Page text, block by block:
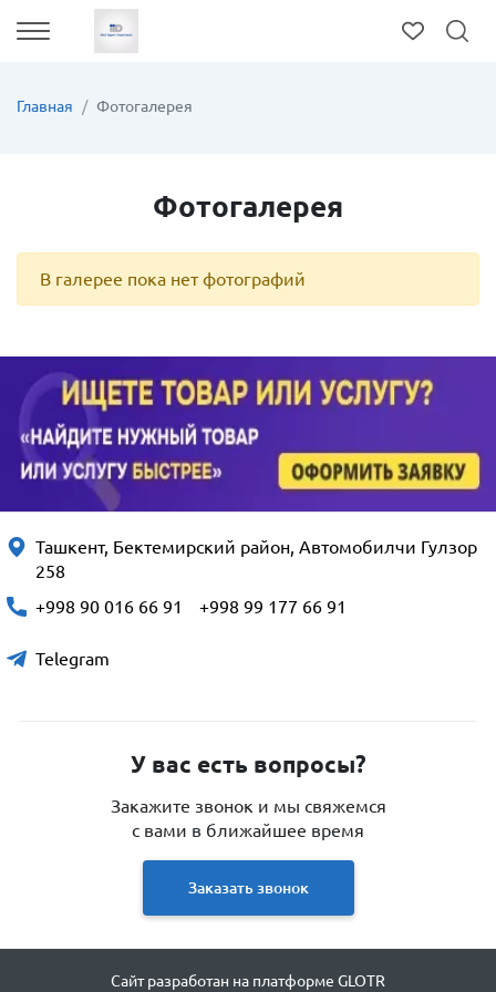
Главная Фотогалерея
Фотогалерея
В галерее пока нет фотографий
Ташкент, Бектемирский район, Автомобилчи Гулзор
258
+998 90 016 66 91
+998 99 177 66 91
Telegram
У вас есть вопросы?
Закажите звонок и мы свяжемся
с вами в ближайшее время
Заказать звонок
Сайт разработан на платформе GLOTR